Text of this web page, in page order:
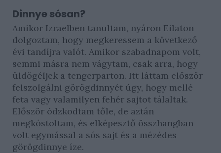
Dinnye sósan?
Amikor Izraelben tanultam, nyáron Eilaton
dolgoztam, hogy megkeressem a következő
évi tandíjra valót. Amikor szabadnapom volt,
semmi másra nem vágytam, csak arra, hogy
üldögéljek a tengerparton. Itt láttam először
felszolgálni görögdinnyét úgy, hogy mellé
feta vagy valamilyen fehér sajtot tálaltak.
Először ódzkodtam tőle, de aztán
megkóstoltam, és elképesztő összhangban
volt egymással a sós sajt és a mézédes
görögdinnye íze.